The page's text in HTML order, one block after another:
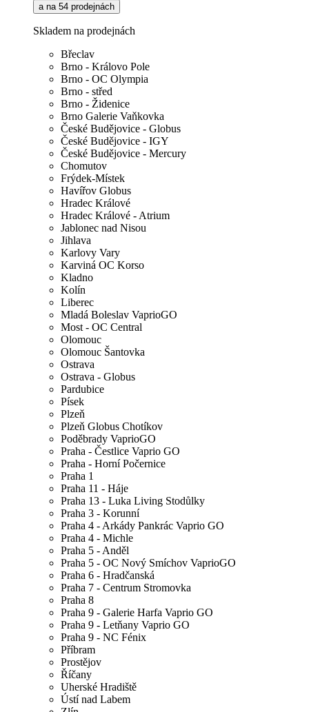
a na 54 prodejnách
Skladem na prodejnách
Břeclav
Brno - Královo Pole
Brno - OC Olympia
Brno - střed
Brno - Židenice
Brno Galerie Vaňkovka
České Budějovice - Globus
České Budějovice - IGY
České Budějovice - Mercury
Chomutov
Frýdek-Místek
Havířov Globus
Hradec Králové
Hradec Králové - Atrium
Jablonec nad Nisou
Jihlava
Karlovy Vary
Karviná OC Korso
Kladno
Kolín
Liberec
Mladá Boleslav VaprioGO
Most - OC Central
Olomouc
Olomouc Šantovka
Ostrava
Ostrava - Globus
Pardubice
Písek
Plzeň
Plzeň Globus Chotíkov
Poděbrady VaprioGO
Praha - Čestlice Vaprio GO
Praha - Horní Počernice
Praha 1
Praha 11 - Háje
Praha 13 - Luka Living Stodůlky
Praha 3 - Korunní
Praha 4 - Arkády Pankrác Vaprio GO
Praha 4 - Michle
Praha 5 - Anděl
Praha 5 - OC Nový Smíchov VaprioGO
Praha 6 - Hradčanská
Praha 7 - Centrum Stromovka
Praha 8
Praha 9 - Galerie Harfa Vaprio GO
Praha 9 - Letňany Vaprio GO
Praha 9 - NC Fénix
Příbram
Prostějov
Říčany
Uherské Hradiště
Ústí nad Labem